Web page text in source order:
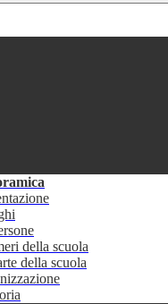
della scuola
della scuola